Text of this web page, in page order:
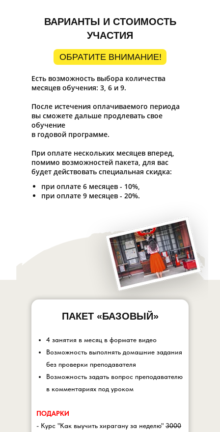
ВАРИАНТЫ И СТОИМОСТЬ
УЧАСТИЯ
Есть возможность выбора количества
месяцев обучения: 3, 6 и 9.
После истечения оплачиваемого периода
вы сможете дальше продлевать свое
обучение
в годовой программе.
При оплате нескольких месяцев вперед,
помимо возможностей пакета, для вас
будет действовать специальная скидка:
ОБРАТИТЕ ВНИМАНИЕ!
при оплате 6 месяцев - 10%,
при оплате 9 месяцев - 20%.
ПАКЕТ «БАЗОВЫЙ»
4 занятия в месяц в формате видео
Возможность выполнять домашние задания
без проверки преподавателя
Возможность задать вопрос преподавателю
в комментариях под уроком
ПОДАРКИ
- Курс "Как выучить хирагану за неделю" 3000